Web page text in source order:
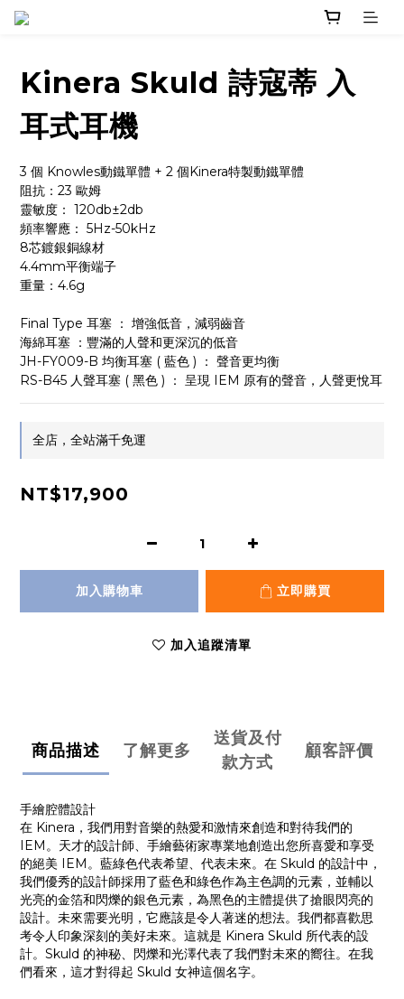
Kinera Skuld 詩寇蒂 入
耳式耳機
3 個 Knowles動鐵單體 + 2 個Kinera特製動鐵單體
阻抗：23 歐姆
靈敏度： 120db±2db
頻率響應： 5Hz-50kHz
8芯鍍銀銅線材
4.4mm平衡端子
重量：4.6g
Final Type 耳塞 ： 增強低音，減弱齒音
海綿耳塞 ：豐滿的人聲和更深沉的低音
JH-FY009-B 均衡耳塞 ( 藍色 ) ： 聲音更均衡
RS-B45 人聲耳塞 ( 黑色 ) ： 呈現 IEM 原有的聲音，人聲更悅耳
全店，全站滿千免運
NT$17,900
加入購物車 立即購買
加入追蹤清單
商品描述 了解更多
送貨及付
款方式
顧客評價
手繪腔體設計
在 Kinera，我們用對音樂的熱愛和激情來創造和對待我們的
IEM。天才的設計師、手繪藝術家專業地創造出您所喜愛和享受
的絕美 IEM。藍綠色代表希望、代表未來。在 Skuld 的設計中，
我們優秀的設計師採用了藍色和綠色作為主色調的元素，並輔以
光亮的金箔和閃爍的銀色元素，為黑色的主體提供了搶眼閃亮的
設計。未來需要光明，它應該是令人著迷的想法。我們都喜歡思
考令人印象深刻的美好未來。這就是 Kinera Skuld 所代表的設
計。Skuld 的神秘、閃爍和光澤代表了我們對未來的嚮往。在我
們看來，這才對得起 Skuld 女神這個名字。